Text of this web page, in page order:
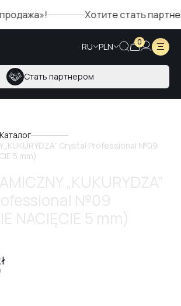
Хотите стать партнером
RU PLN 0
Стать партнером
Каталог
„KUKURYDZA” Crystal Professional №09
5 mm)